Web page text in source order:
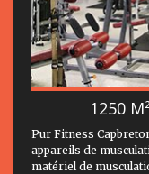
1250
Pur Fitness
appareils de
matériel de